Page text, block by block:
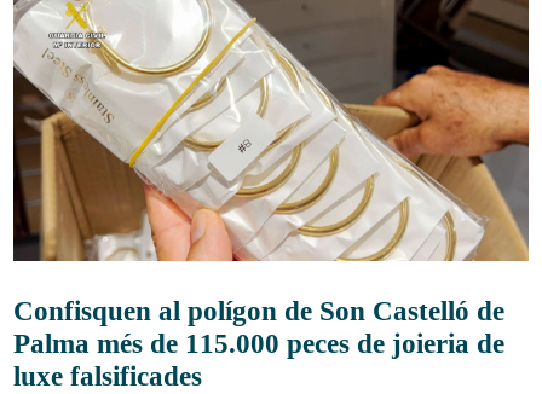
Confisquen al polígon de Son Castelló de
Palma més de 115.000 peces de joieria de
luxe falsificades